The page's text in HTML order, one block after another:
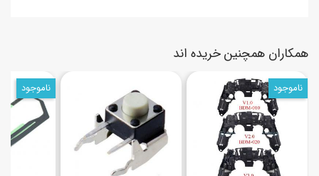
همکاران همچنین خریده اند
ناموجود ناموجود